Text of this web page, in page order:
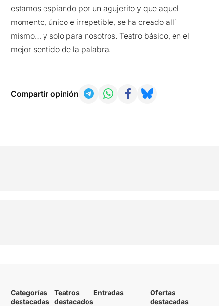
estamos espiando por un agujerito y que aquel
momento, único e irrepetible, se ha creado allí
mismo… y solo para nosotros. Teatro básico, en el
mejor sentido de la palabra.
Compartir opinión
Categorías
destacadas
Teatros
destacados
Entradas
Ofertas
destacadas